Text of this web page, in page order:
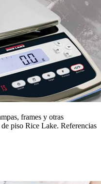
frames y otras
piso Rice Lake. Referencias